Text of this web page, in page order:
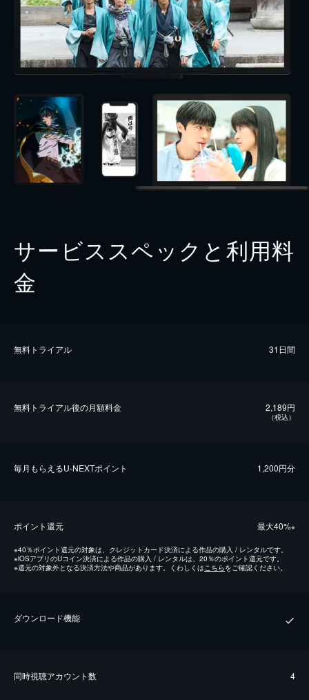
サービススペックと利用料
金
無料トライアル 31日間
無料トライアル後の⽉額料金 2,189円
（税込）
毎⽉もらえるU-NEXTポイント 1,200円分
ポイント還元 最⼤40%※
※40％ポイント還元の対象は、クレジットカード決済による作品の購入 / レンタルです。
※iOSアプリのUコイン決済による作品の購入 / レンタルは、20％のポイント還元です。
※還元の対象外となる決済方法や商品があります。くわしくはこちらをご確認ください。
ダウンロード機能
同時視聴アカウント数 4